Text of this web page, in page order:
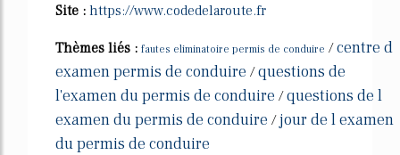
Site : https://www.codedelaroute.fr
Thèmes liés : fautes eliminatoire permis de conduire /centre d
examen permis de conduire /questions de
l'examen du permis de conduire /questions de l
examen du permis de conduire /jour de l examen
du permis de conduire